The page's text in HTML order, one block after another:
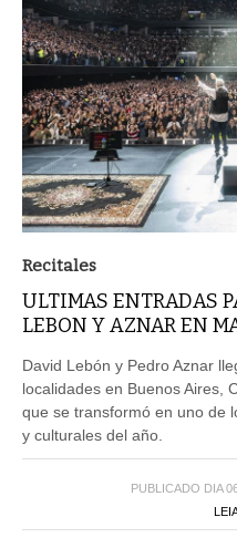
Recitales
ULTIMAS ENTRADAS
LEBON Y AZNAR EN
David Lebón y Pedro Aznar
localidades en Buenos Aires,
que se transformó en uno de
y culturales del año.
PUBLICADO DIA